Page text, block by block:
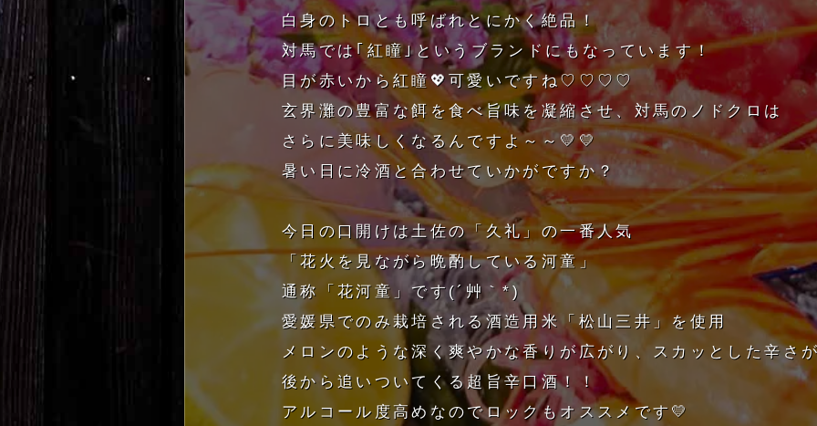
白身のトロとも呼ばれとにかく絶品！
対馬では｢紅瞳｣というブランドにもなっています！
目が赤いから紅瞳💖可愛いですね♡♡♡♡
玄界灘の豊富な餌を食べ旨味を凝縮させ、対馬のノドクロは
さらに美味しくなるんですよ～～💛💛
暑い日に冷酒と合わせていかがですか？
今日の口開けは土佐の「久礼」の一番人気
「花火を見ながら晩酌している河童」
通称「花河童」です(´艸｀*)
愛媛県でのみ栽培される酒造用米「松山三井」を使用
メロンのような深く爽やかな香りが広がり、スカッとした辛さ
後から追いついてくる超旨辛口酒！！
アルコール度高めなのでロックもオススメです💛